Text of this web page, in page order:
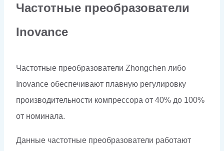
Частотные преобразователи
Inovance
Частотные преобразователи Zhongchen либо
Inovance обеспечивают плавную регулировку
производительности компрессора от 40% до 100%
от номинала.
Данные частотные преобразователи работают